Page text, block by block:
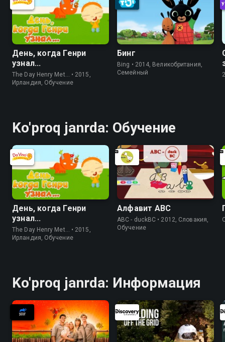
День, когда Генри
узнал...
The Day Henry Met… • 2015,
Ирландия, Обучение
Бинг
Bing • 2014, Великобритания,
Семейный
Ko'proq janrda: Обучение
День, когда Генри
узнал...
The Day Henry Met… • 2015,
Ирландия, Обучение
Алфавит АВС
ABC - duckBC • 2012, Словакия,
Обучение
Ko'proq janrda: Информация